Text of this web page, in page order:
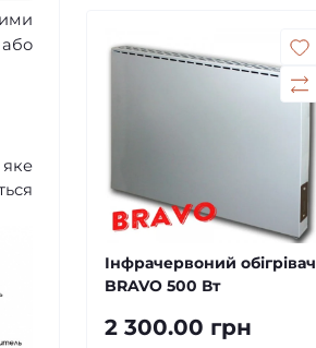
Інфрачервоний обігрівач
BRAVO 500 Вт
2 300.00 грн